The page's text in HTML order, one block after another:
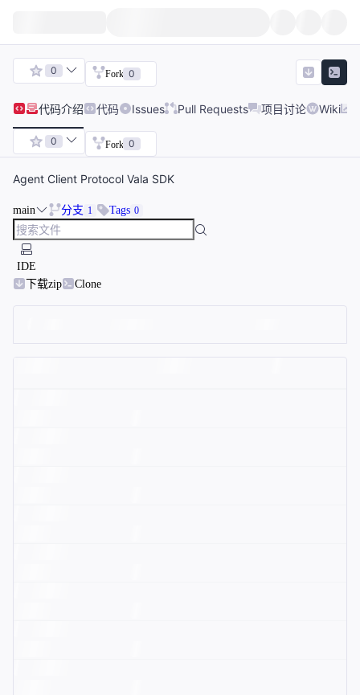
0 Fork 0
代码介绍 代码 Issues Pull Requests 项目讨论 Wiki
0 Fork 0
Agent Client Protocol Vala SDK
main 分支 1 Tags 0
IDE
下载zip
Clone